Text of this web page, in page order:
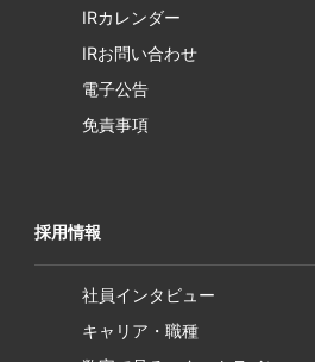
IRカレンダー
IRお問い合わせ
電子公告
免責事項
採用情報
社員インタビュー
キャリア・職種